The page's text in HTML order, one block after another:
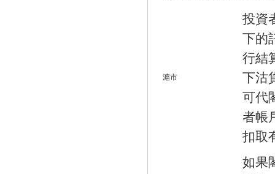
滬市
投資
下的
行結
下沽
可代
者帳
扣取
如果